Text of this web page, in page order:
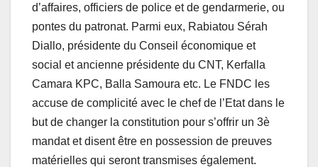
d’affaires, officiers de police et de gendarmerie, ou
pontes du patronat. Parmi eux, Rabiatou Sérah
Diallo, présidente du Conseil économique et
social et ancienne présidente du CNT, Kerfalla
Camara KPC, Balla Samoura etc. Le FNDC les
accuse de complicité avec le chef de l’Etat dans le
but de changer la constitution pour s’offrir un 3è
mandat et disent être en possession de preuves
matérielles qui seront transmises également.